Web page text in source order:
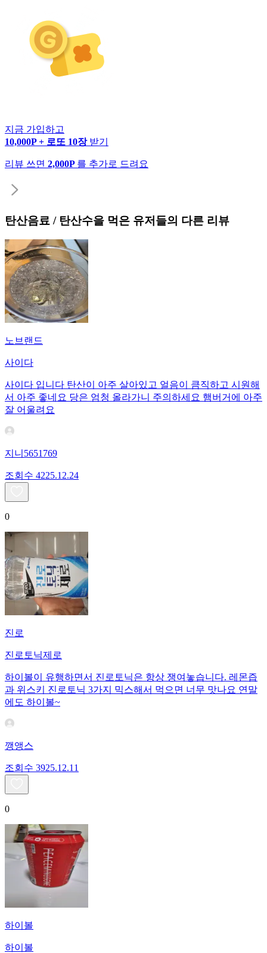
지금 가입하고
10,000P + 로또 10장 받기
리뷰 쓰면 2,000P 를 추가로 드려요
탄산음료 / 탄산수을 먹은 유저들의 다른 리뷰
노브랜드
사이다
사이다 입니다 탄산이 아주 살아있고 얼음이 큼직하고 시원해
서 아주 좋네요 당은 엄청 올라가니 주의하세요 햄버거에 아주
잘 어울려요
지니5651769
조회수 4225.12.24
0
진로
진로토닉제로
하이볼이 유행하면서 진로토닉은 항상 쟁여놓습니다. 레몬즙
과 위스키 진로토닉 3가지 믹스해서 먹으면 너무 맛나요 연말
에도 하이볼~
깽앵스
조회수 3925.12.11
0
하이볼
하이볼